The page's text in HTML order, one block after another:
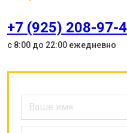
+7 (925) 208-97-
с 8:00 до 22:00 ежедневно